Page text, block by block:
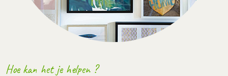
Hoe kan het je helpen ?